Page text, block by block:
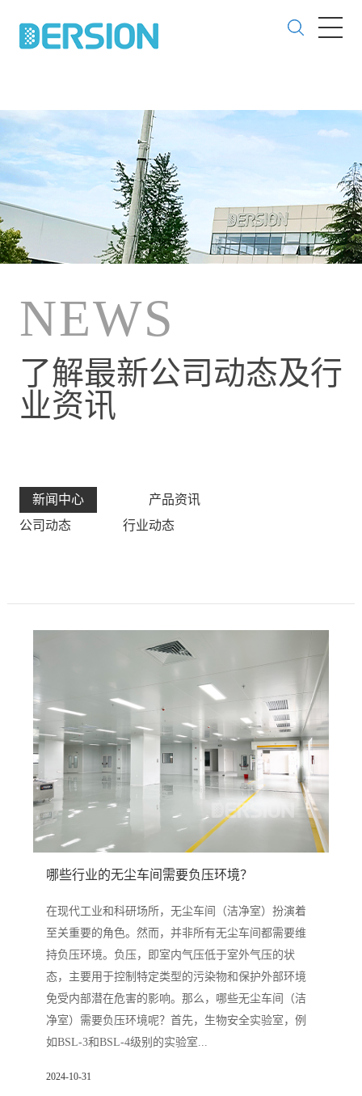
本网站所有资质荣誉和证书均是南通市德信致远环境科技有限公司获得！！
NEWS
了解最新公司动态及行
业资讯
新闻中心
产品资讯
公司动态
行业动态
哪些行业的无尘车间需要负压环境？
在现代工业和科研场所，无尘车间（洁净室）扮演着
至关重要的角色。然而，并非所有无尘车间都需要维
持负压环境。负压，即室内气压低于室外气压的状
态，主要用于控制特定类型的污染物和保护外部环境
免受内部潜在危害的影响。那么，哪些无尘车间（洁
净室）需要负压环境呢？首先，生物安全实验室，例
如BSL-3和BSL-4级别的实验室...
2024-10-31